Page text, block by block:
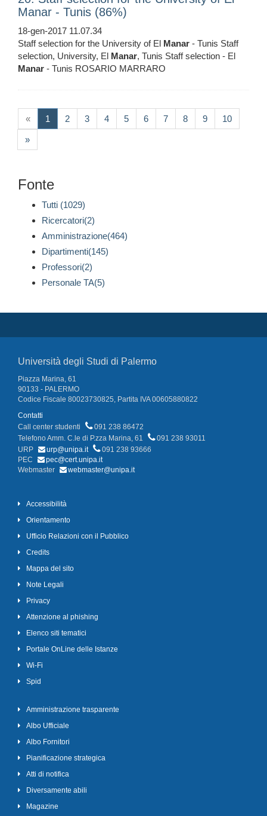
Manar - Tunis (86%)
18-gen-2017 11.07.34
Staff selection for the University of El Manar - Tunis Staff
selection, University, El Manar, Tunis Staff selection - El
Manar - Tunis ROSARIO MARRARO
« 1 (current)
2 3 4 5 6 7 8 9 10
»
Fonte
Tutti (1029)
Ricercatori(2)
Amministrazione(464)
Dipartimenti(145)
Professori(2)
Personale TA(5)
Università degli Studi di Palermo
Piazza Marina, 61
90133 - PALERMO
Codice Fiscale 80023730825, Partita IVA 00605880822
Contatti
Call center studenti
091 238 86472
Telefono Amm. C.le di P.zza Marina, 61
091 238 93011
URP
urp@unipa.it
091 238 93666
PEC
pec@cert.unipa.it
Webmaster
webmaster@unipa.it
Accessibilità
Orientamento
Ufficio Relazioni con il Pubblico
Credits
Mappa del sito
Note Legali
Privacy
Attenzione al phishing
Elenco siti tematici
Portale OnLine delle Istanze
Wi-Fi
Spid
Amministrazione trasparente
Albo Ufficiale
Albo Fornitori
Pianificazione strategica
Atti di notifica
Diversamente abili
Magazine